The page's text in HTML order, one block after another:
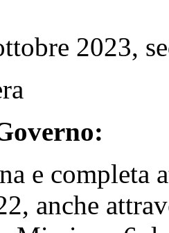
2023,
e completa
anche